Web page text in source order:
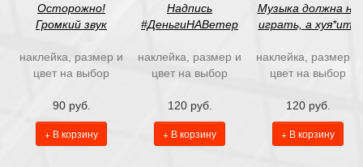
Осторожно!
Громкий звук
наклейка, размер и
цвет на выбор
90 руб.
+ В корзину
Надпись
#ДеньгиНАВетер
наклейка, размер и
цвет на выбор
120 руб.
+ В корзину
Музыка должна не
играть, а хуя*ить
наклейка, размер и
цвет на выбор
120 руб.
+ В корзину